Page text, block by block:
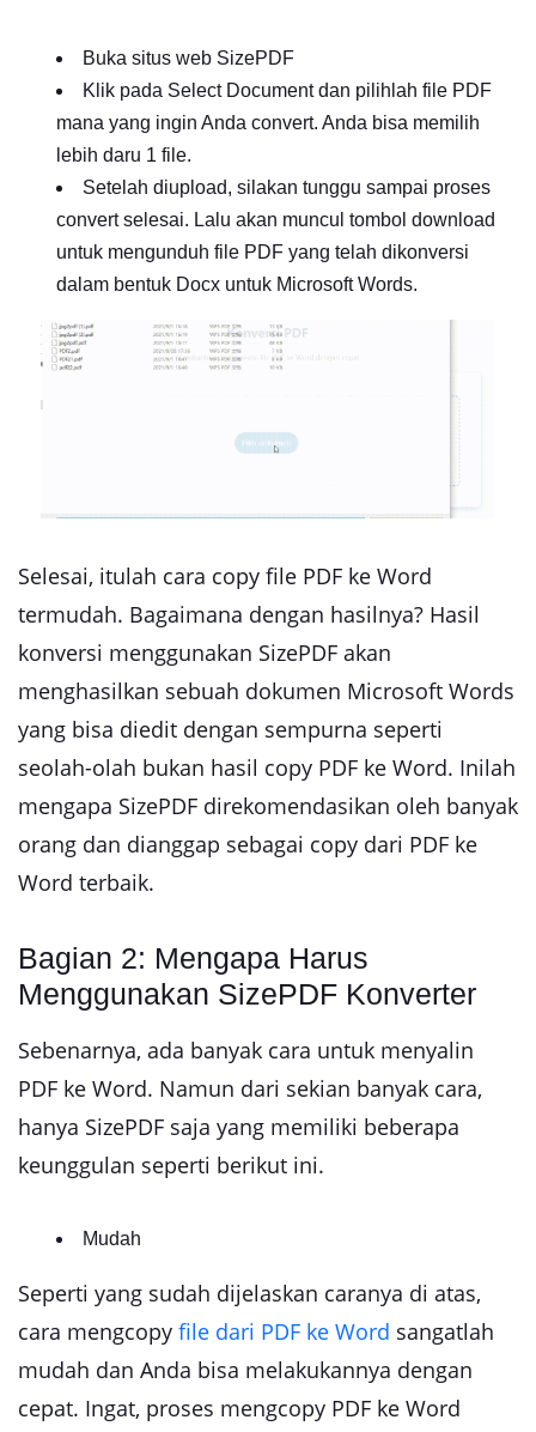
Buka situs web SizePDF
Klik pada Select Document dan pilihlah file PDF
mana yang ingin Anda convert. Anda bisa memilih
lebih daru 1 file.
Setelah diupload, silakan tunggu sampai proses
convert selesai. Lalu akan muncul tombol download
untuk mengunduh file PDF yang telah dikonversi
dalam bentuk Docx untuk Microsoft Words.
Selesai, itulah cara copy file PDF ke Word
termudah. Bagaimana dengan hasilnya? Hasil
konversi menggunakan SizePDF akan
menghasilkan sebuah dokumen Microsoft Words
yang bisa diedit dengan sempurna seperti
seolah-olah bukan hasil copy PDF ke Word. Inilah
mengapa SizePDF direkomendasikan oleh banyak
orang dan dianggap sebagai copy dari PDF ke
Word terbaik.
Bagian 2: Mengapa Harus
Menggunakan SizePDF Konverter
Sebenarnya, ada banyak cara untuk menyalin
PDF ke Word. Namun dari sekian banyak cara,
hanya SizePDF saja yang memiliki beberapa
keunggulan seperti berikut ini.
Mudah
Seperti yang sudah dijelaskan caranya di atas,
cara mengcopy file dari PDF ke Word sangatlah
mudah dan Anda bisa melakukannya dengan
cepat. Ingat, proses mengcopy PDF ke Word